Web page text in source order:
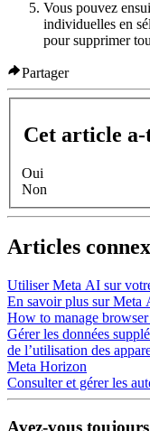
Vous pouvez
individuelles en
pour supprimer
Partager
Cet article
Oui
Non
Articles
Utiliser Meta AI sur
En savoir plus sur Meta
How to manage
Gérer les données
de l’utilisation des
Meta Horizon
Consulter et gérer les
Avez-vous